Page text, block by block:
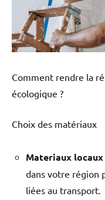
Comment rendre la
écologique ?
Choix des matériaux
Materiaux locaux
dans votre région
liées au transport.